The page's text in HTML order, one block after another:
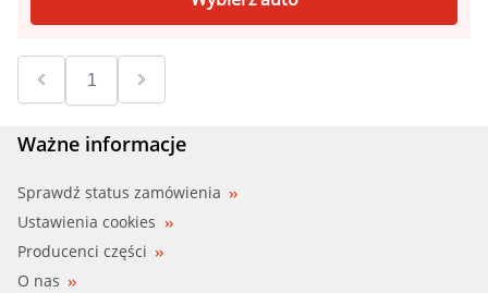
Ważne informacje
Sprawdź status zamówienia
Ustawienia cookies
Producenci części
O nas